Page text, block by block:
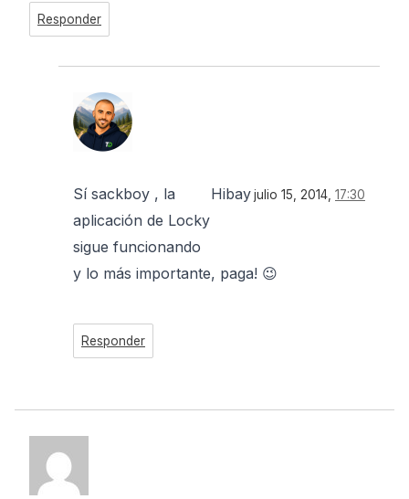
Responder
Hibayjulio 15, 2014, 17:30
Sí sackboy , la
aplicación de Locky
sigue funcionando
y lo más importante, paga! 😉
Responder